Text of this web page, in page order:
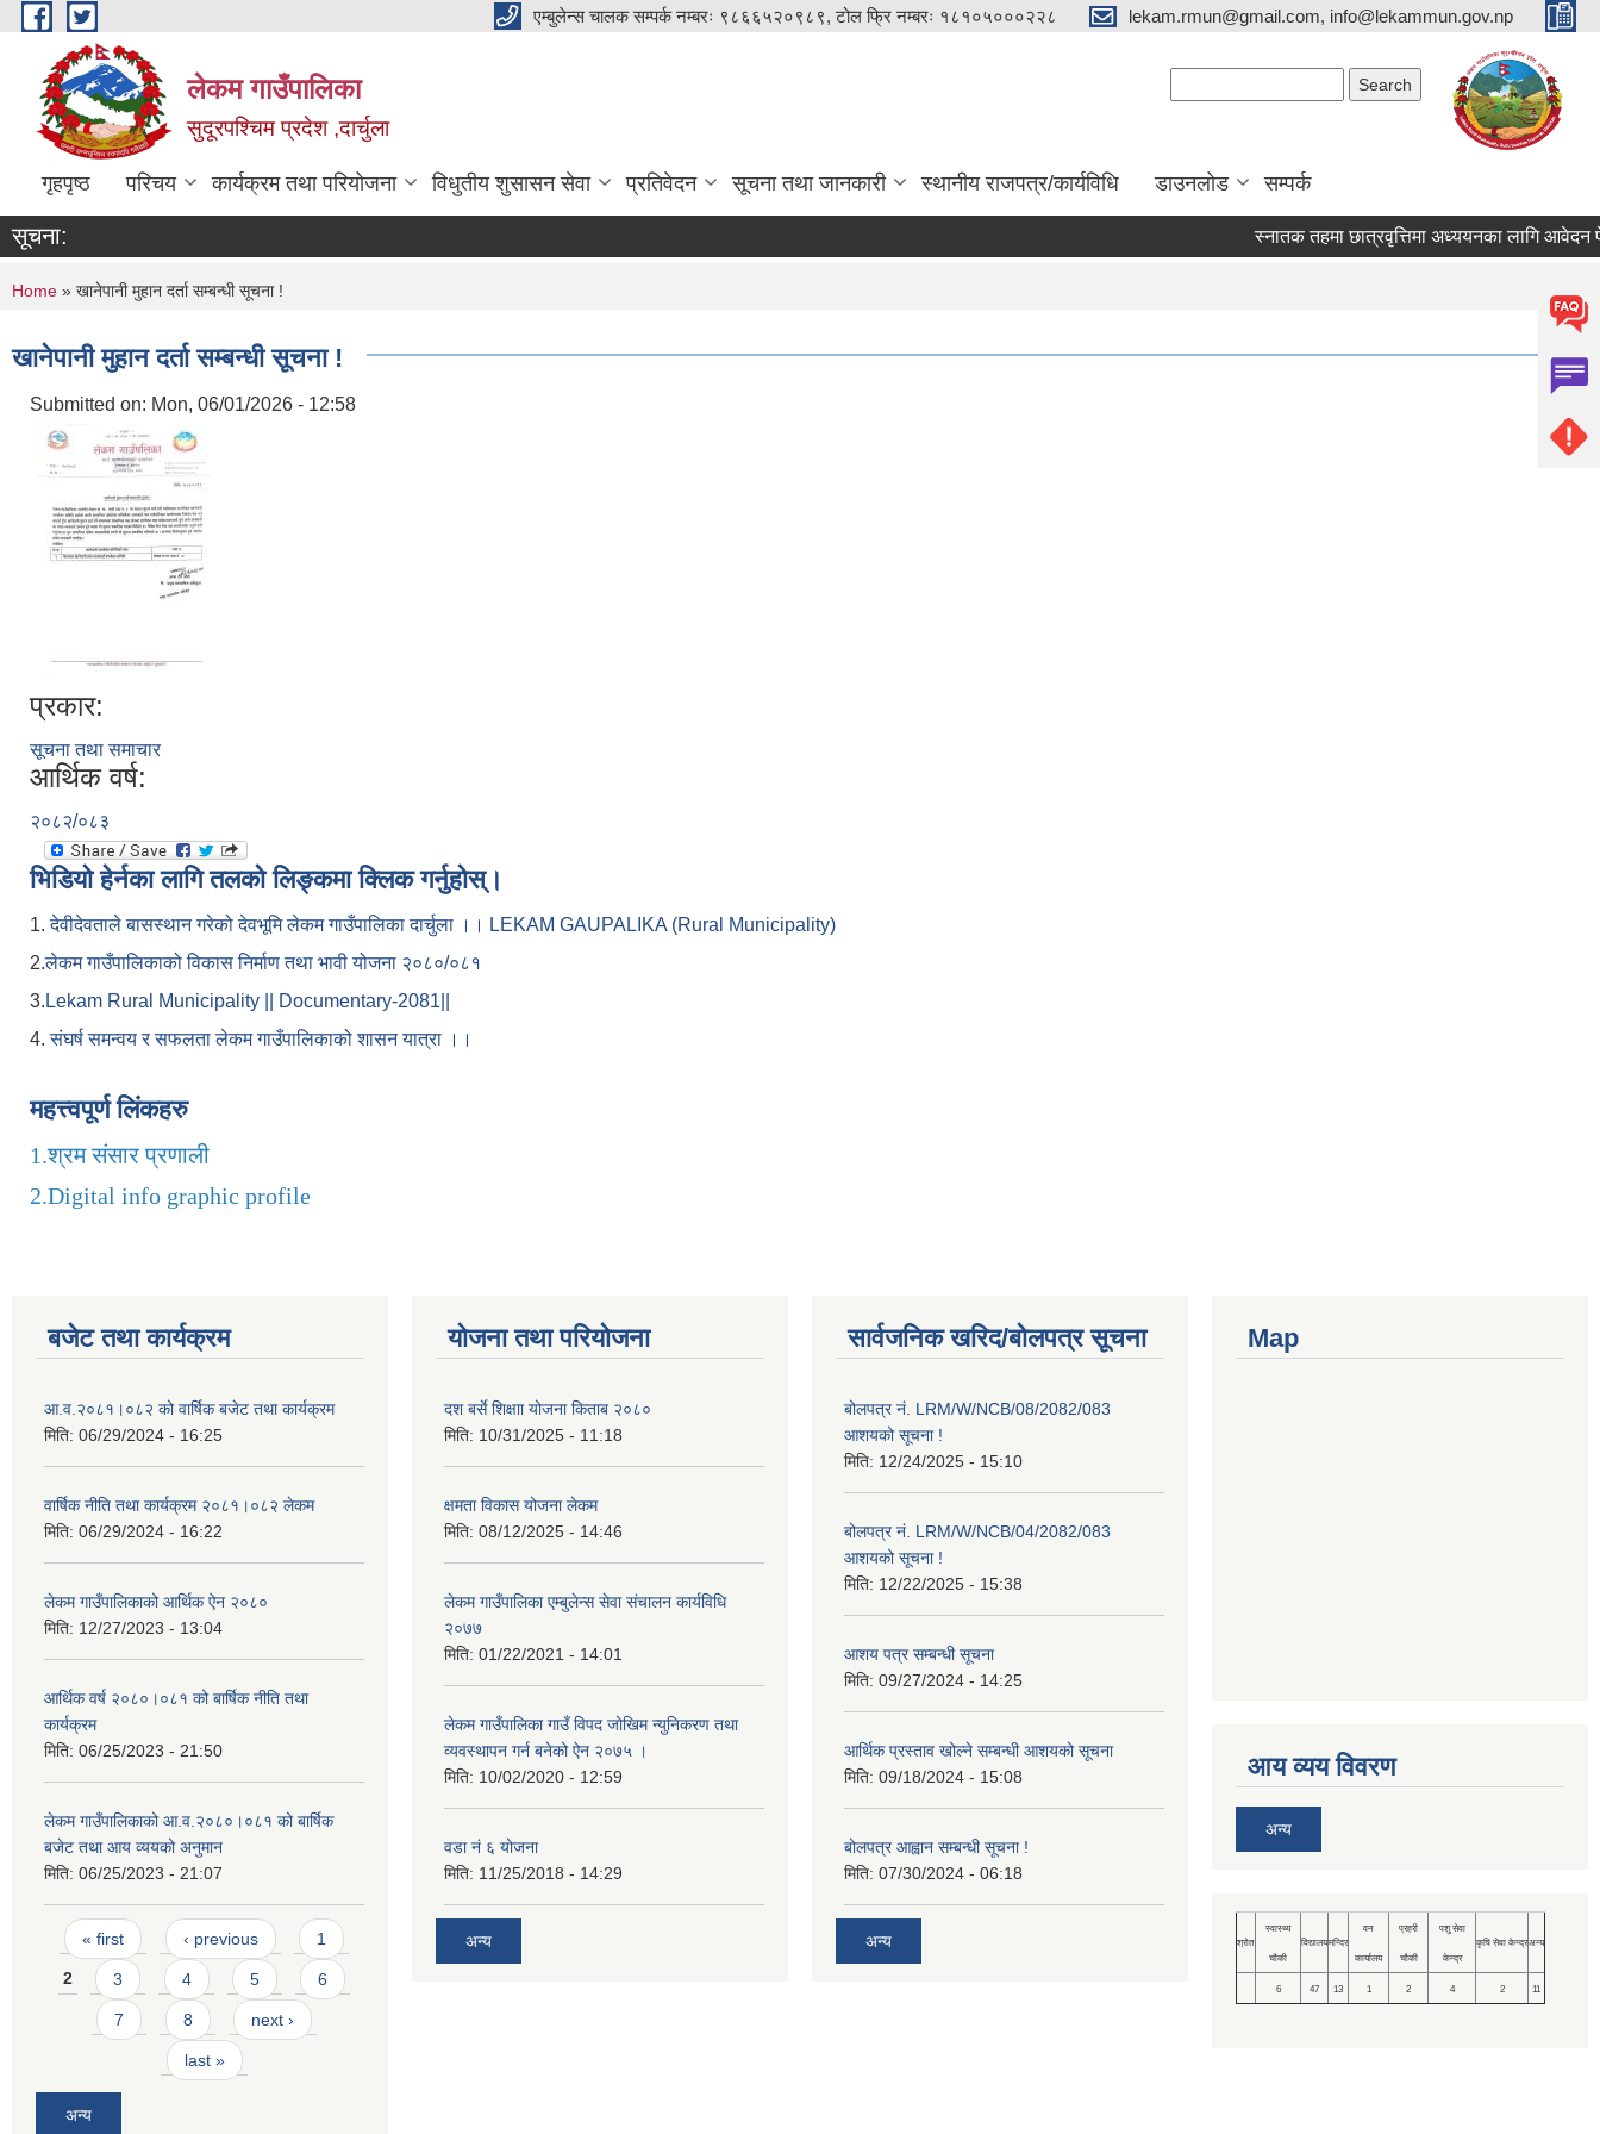
Skip to main content एम्बुलेन्स चालक सम्पर्क नम्बरः ९८६६५२०९८९, टोल फ्रि नम्बरः १८१०५०००२२८ lekam.rmun@gmail.com, info@lekammun.gov.np
लेकम गाउँपालिका
सुदूरपश्चिम प्रदेश ,दार्चुला
गृहपृष्ठ परिचय कार्यक्रम तथा परियोजना विधुतीय शुसासन सेवा प्रतिवेदन सूचना तथा जानकारी स्थानीय राजपत्र/कार्यविधि डाउनलोड सम्पर्क
सूचना: स्नातक तहमा छात्रवृत्तिमा अध्ययनका लागि आवेदन
You are here
Home » खानेपानी मुहान दर्ता सम्बन्धी सूचना !
खानेपानी मुहान दर्ता सम्बन्धी सूचना !
Submitted on: Mon, 06/01/2026 - 12:58
प्रकार:
सूचना तथा समाचार
आर्थिक वर्ष:
२०८२/०८३
भिडियो हेर्नका लागि तलको लिङ्कमा क्लिक गर्नुहोस्।
1.देवीदेवताले बासस्थान गरेको देवभूमि लेकम गाउँपालिका दार्चुला ।। LEKAM GAUPALIKA (Rural Municipality)
2.लेकम गाउँपालिकाको विकास निर्माण तथा भावी योजना २०८०/०८१
3. Lekam Rural Municipality || Documentary-2081||
4.संघर्ष समन्वय र सफलता लेकम गाउँपालिकाको शासन यात्रा ।।
महत्त्वपूर्ण लिंकहरु
1.श्रम संसार प्रणाली
2.Digital info graphic profile
बजेट तथा कार्यक्रम
आ.व.२०८१।०८२ को वार्षिक बजेट तथा कार्यक्रम
मिति: 06/29/2024 - 16:25
वार्षिक नीति तथा कार्यक्रम २०८१।०८२ लेकम
मिति: 06/29/2024 - 16:22
लेकम गाउँपालिकाको आर्थिक ऐन २०८०
मिति: 12/27/2023 - 13:04
आर्थिक वर्ष २०८०।०८१ को बार्षिक नीति तथा
कार्यक्रम
मिति: 06/25/2023 - 21:50
लेकम गाउँपालिकाको आ.व.२०८०।०८१ को बार्षिक
बजेट तथा आय व्ययको अनुमान
मिति: 06/25/2023 - 21:07
Pages
« first ‹ previous 1
2 3 4 5 6
7 8 next ›
last »
अन्य
योजना तथा परियोजना
दश बर्से शिक्षाा योजना किताब २०८०
मिति: 10/31/2025 - 11:18
क्षमता विकास योजना लेकम
मिति: 08/12/2025 - 14:46
लेकम गाउँपालिका एम्बुलेन्स सेवा संचालन कार्यविधि
२०७७
मिति: 01/22/2021 - 14:01
लेकम गाउँपालिका गाउँ विपद जोखिम न्युनिकरण तथा
व्यवस्थापन गर्न बनेको ऐन २०७५ ।
मिति: 10/02/2020 - 12:59
वडा नं ६ योजना
मिति: 11/25/2018 - 14:29
अन्य
सार्वजनिक खरिद/बोलपत्र सूचना
बोलपत्र नं. LRM/W/NCB/08/2082/083
आशयको सूचना !
मिति: 12/24/2025 - 15:10
बोलपत्र नं. LRM/W/NCB/04/2082/083
आशयको सूचना !
मिति: 12/22/2025 - 15:38
आशय पत्र सम्बन्धी सूचना
मिति: 09/27/2024 - 14:25
आर्थिक प्रस्ताव खोल्ने सम्बन्धी आशयको सूचना
मिति: 09/18/2024 - 15:08
बोलपत्र आह्वान सम्बन्धी सूचना !
मिति: 07/30/2024 - 06:18
अन्य
Map
आय व्यय विवरण
अन्य
श्रोत
स्वास्थ्य
चौकी
विद्यालयमन्दिर
वन
कार्यालय
प्रहरी
चौकी
पशु सेवा
केन्द्र
कृषि सेवा केन्द्रअन्य
6 47 13 1 2 4 2 11